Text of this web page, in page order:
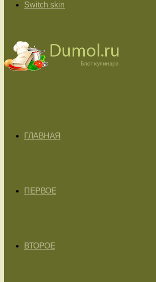
Switch skin
ГЛАВНАЯ
ПЕРВОЕ
ВТОРОЕ